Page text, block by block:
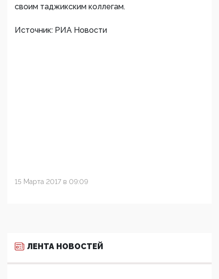
своим таджикским коллегам.
Источник: РИА Новости
15 Марта 2017 в 09:09
ЛЕНТА НОВОСТЕЙ